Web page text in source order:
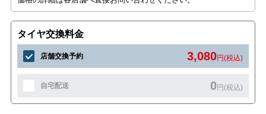
タイヤ交換料金
店舗交換予約 3,080円(税込)
自宅配送 0円(税込)